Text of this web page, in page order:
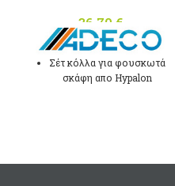
36,70 €
Σέτ κόλλα για φουσκωτά
σκάφη απο Hypalon
μεγέθους Ø100mm